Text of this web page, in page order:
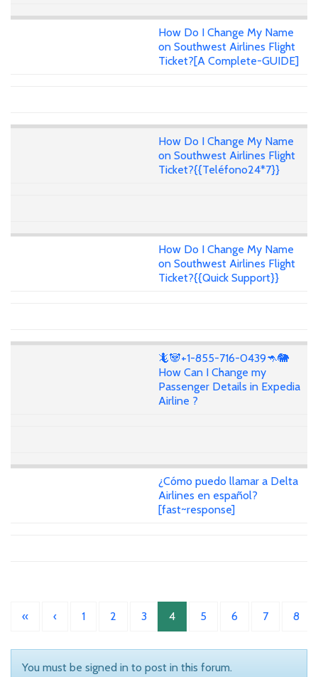
How Do I Change My Name
on Southwest Airlines Flight
Ticket?[A Complete-GUIDE]
How Do I Change My Name
on Southwest Airlines Flight
Ticket?{{Teléfono24*7}}
How Do I Change My Name
on Southwest Airlines Flight
Ticket?{{Quick Support}}
🦎🐼+1-855-716-0439🦘🐘
How Can I Change my
Passenger Details in Expedia
Airline ?
¿Cómo puedo llamar a Delta
Airlines en español?
[fast~response]
« ‹ 1 2 3 4 5 6 7 8
You must be signed in to post in this forum.